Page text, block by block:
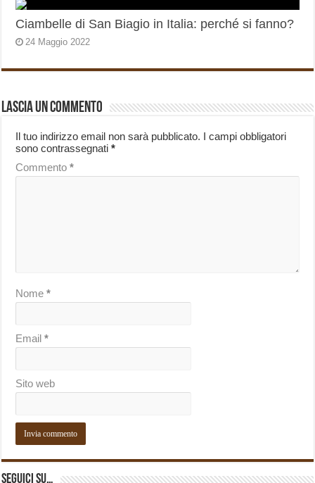
Ciambelle di San Biagio in Italia: perché si fanno?
24 Maggio 2022
Lascia un commento
Il tuo indirizzo email non sarà pubblicato. I campi obbligatori
sono contrassegnati*
Commento*
Nome*
Email*
Sito web
Seguici su…